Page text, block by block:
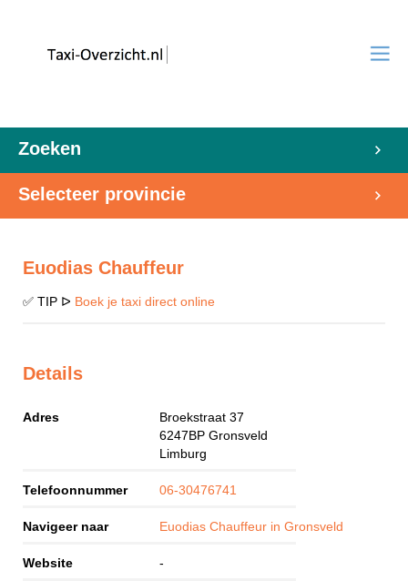
Zoeken
Selecteer provincie
Euodias Chauffeur
✅ TIP ᐅ Boek je taxi direct online
Details
Adres
Broekstraat 37
6247BP Gronsveld
Limburg
Telefoonnummer 06-30476741
Navigeer naar Euodias Chauffeur in Gronsveld
Website -